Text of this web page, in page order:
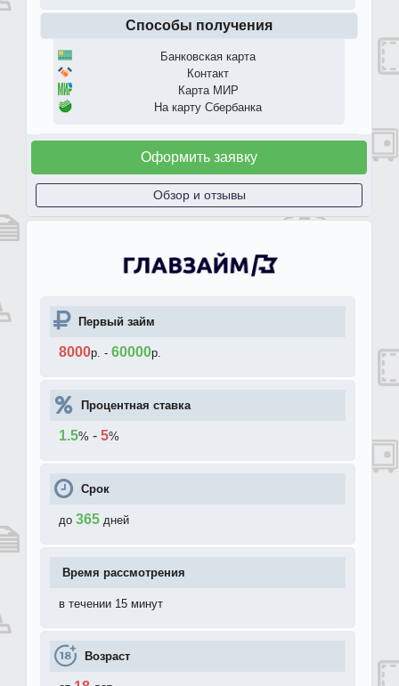
Способы получения
Банковская карта
Контакт
Карта МИР
На карту Сбербанка
Оформить заявку
Обзор и отзывы
Первый займ
8000р. - 60000р.
Процентная ставка
1.5% - 5%
Срок
до 365 дней
Время рассмотрения
в течении 15 минут
Возраст